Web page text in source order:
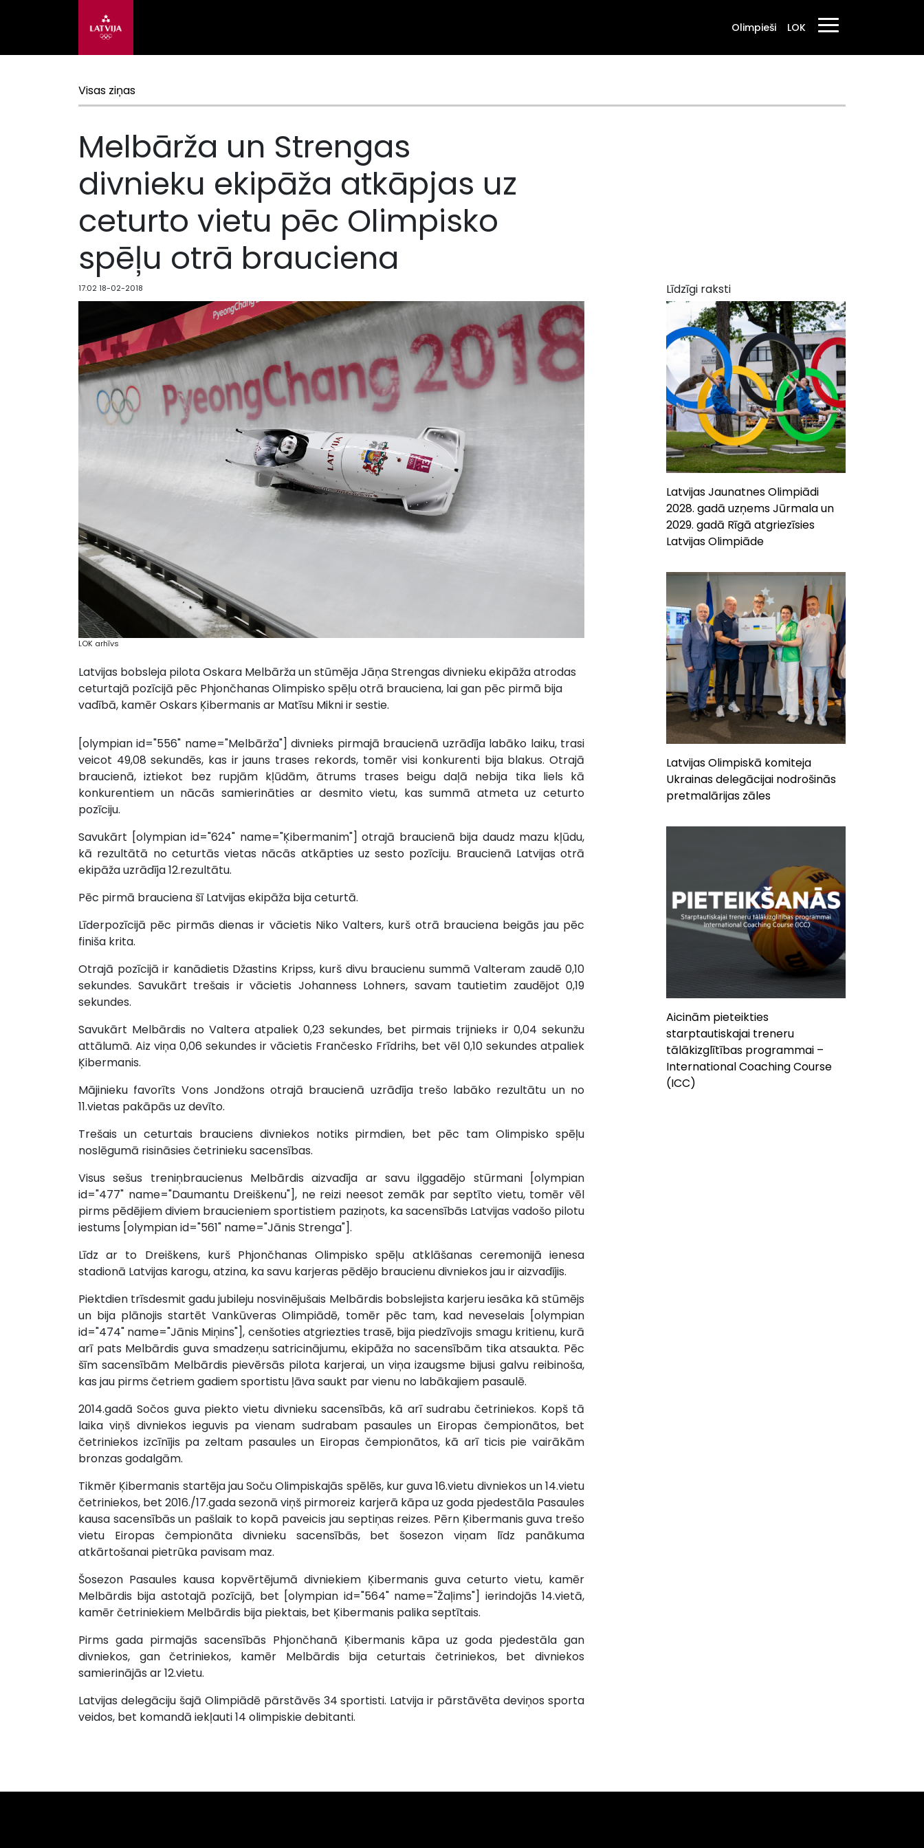
Olimpieši LOK
Visas ziņas
Melbārža un Strengas
divnieku ekipāža atkāpjas uz
ceturto vietu pēc Olimpisko
spēļu otrā brauciena
17:02 18-02-2018
LOK arhīvs
Latvijas bobsleja pilota Oskara Melbārža un stūmēja Jāņa Strengas divnieku ekipāža atrodas
ceturtajā pozīcijā pēc Phjončhanas Olimpisko spēļu otrā brauciena, lai gan pēc pirmā bija
vadībā, kamēr Oskars Ķibermanis ar Matīsu Mikni ir sestie.
[olympian id="556" name="Melbārža"] divnieks pirmajā braucienā uzrādīja labāko laiku, trasi
veicot 49,08 sekundēs, kas ir jauns trases rekords, tomēr visi konkurenti bija blakus. Otrajā
braucienā, iztiekot bez rupjām kļūdām, ātrums trases beigu daļā nebija tika liels kā
konkurentiem un nācās samierināties ar desmito vietu, kas summā atmeta uz ceturto
pozīciju.
Savukārt [olympian id="624" name="Ķibermanim"] otrajā braucienā bija daudz mazu kļūdu,
kā rezultātā no ceturtās vietas nācās atkāpties uz sesto pozīciju. Braucienā Latvijas otrā
ekipāža uzrādīja 12.rezultātu.
Pēc pirmā brauciena šī Latvijas ekipāža bija ceturtā.
Līderpozīcijā pēc pirmās dienas ir vācietis Niko Valters, kurš otrā brauciena beigās jau pēc
finiša krita.
Otrajā pozīcijā ir kanādietis Džastins Kripss, kurš divu braucienu summā Valteram zaudē 0,10
sekundes. Savukārt trešais ir vācietis Johanness Lohners, savam tautietim zaudējot 0,19
sekundes.
Savukārt Melbārdis no Valtera atpaliek 0,23 sekundes, bet pirmais trijnieks ir 0,04 sekunžu
attālumā. Aiz viņa 0,06 sekundes ir vācietis Frančesko Frīdrihs, bet vēl 0,10 sekundes atpaliek
Ķibermanis.
Mājinieku favorīts Vons Jondžons otrajā braucienā uzrādīja trešo labāko rezultātu un no
11.vietas pakāpās uz devīto.
Trešais un ceturtais brauciens divniekos notiks pirmdien, bet pēc tam Olimpisko spēļu
noslēgumā risināsies četrinieku sacensības.
Visus sešus treniņbraucienus Melbārdis aizvadīja ar savu ilggadējo stūrmani [olympian
id="477" name="Daumantu Dreiškenu"], ne reizi neesot zemāk par septīto vietu, tomēr vēl
pirms pēdējiem diviem braucieniem sportistiem paziņots, ka sacensībās Latvijas vadošo pilotu
iestums [olympian id="561" name="Jānis Strenga"].
Līdz ar to Dreiškens, kurš Phjončhanas Olimpisko spēļu atklāšanas ceremonijā ienesa
stadionā Latvijas karogu, atzina, ka savu karjeras pēdējo braucienu divniekos jau ir aizvadījis.
Piektdien trīsdesmit gadu jubileju nosvinējušais Melbārdis bobslejista karjeru iesāka kā stūmējs
un bija plānojis startēt Vankūveras Olimpiādē, tomēr pēc tam, kad neveselais [olympian
id="474" name="Jānis Miņins"], cenšoties atgriezties trasē, bija piedzīvojis smagu kritienu, kurā
arī pats Melbārdis guva smadzeņu satricinājumu, ekipāža no sacensībām tika atsaukta. Pēc
šīm sacensībām Melbārdis pievērsās pilota karjerai, un viņa izaugsme bijusi galvu reibinoša,
kas jau pirms četriem gadiem sportistu ļāva saukt par vienu no labākajiem pasaulē.
2014.gadā Sočos guva piekto vietu divnieku sacensībās, kā arī sudrabu četriniekos. Kopš tā
laika viņš divniekos ieguvis pa vienam sudrabam pasaules un Eiropas čempionātos, bet
četriniekos izcīnījis pa zeltam pasaules un Eiropas čempionātos, kā arī ticis pie vairākām
bronzas godalgām.
Tikmēr Ķibermanis startēja jau Soču Olimpiskajās spēlēs, kur guva 16.vietu divniekos un 14.vietu
četriniekos, bet 2016./17.gada sezonā viņš pirmoreiz karjerā kāpa uz goda pjedestāla Pasaules
kausa sacensībās un pašlaik to kopā paveicis jau septiņas reizes. Pērn Ķibermanis guva trešo
vietu Eiropas čempionāta divnieku sacensībās, bet šosezon viņam līdz panākuma
atkārtošanai pietrūka pavisam maz.
Šosezon Pasaules kausa kopvērtējumā divniekiem Ķibermanis guva ceturto vietu, kamēr
Melbārdis bija astotajā pozīcijā, bet [olympian id="564" name="Žaļims"] ierindojās 14.vietā,
kamēr četriniekiem Melbārdis bija piektais, bet Ķibermanis palika septītais.
Pirms gada pirmajās sacensībās Phjončhanā Ķibermanis kāpa uz goda pjedestāla gan
divniekos, gan četriniekos, kamēr Melbārdis bija ceturtais četriniekos, bet divniekos
samierinājās ar 12.vietu.
Latvijas delegāciju šajā Olimpiādē pārstāvēs 34 sportisti. Latvija ir pārstāvēta deviņos sporta
veidos, bet komandā iekļauti 14 olimpiskie debitanti.
Līdzīgi raksti
Latvijas Jaunatnes Olimpiādi
2028. gadā uzņems Jūrmala un
2029. gadā Rīgā atgriezīsies
Latvijas Olimpiāde
Latvijas Olimpiskā komiteja
Ukrainas delegācijai nodrošinās
pretmalārijas zāles
Aicinām pieteikties
starptautiskajai treneru
tālākizglītības programmai –
International Coaching Course
(ICC)